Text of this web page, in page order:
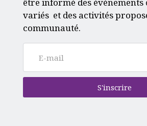
être informé des
variés et des activités
communauté.
S'inscrire